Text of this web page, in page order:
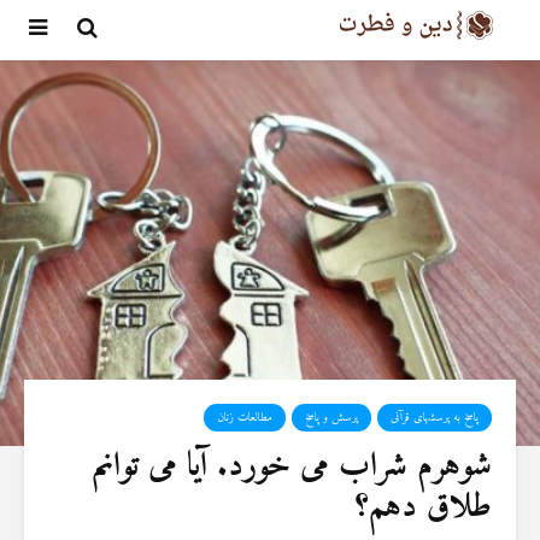
پاسخ به پرسشهای قرآنی پرسش و پاسخ مطالعات زنان
شوهرم شراب می خورد. آیا می توانم
طلاق دهم؟